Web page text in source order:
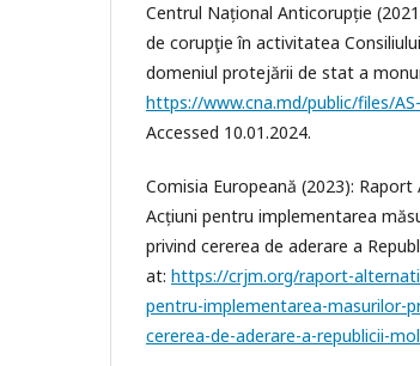
Centrul Național Anticorupție
de corupţie în activitatea
domeniul protejării de stat a
https://www.cna.md/public/files/
Accessed 10.01.2024.
Comisia Europeană (2023):
Acțiuni pentru implementarea
privind cererea de aderare a
at: https://crjm.org/raport-
pentru-implementarea-masurilor-
cererea-de-aderare-a-republicii-